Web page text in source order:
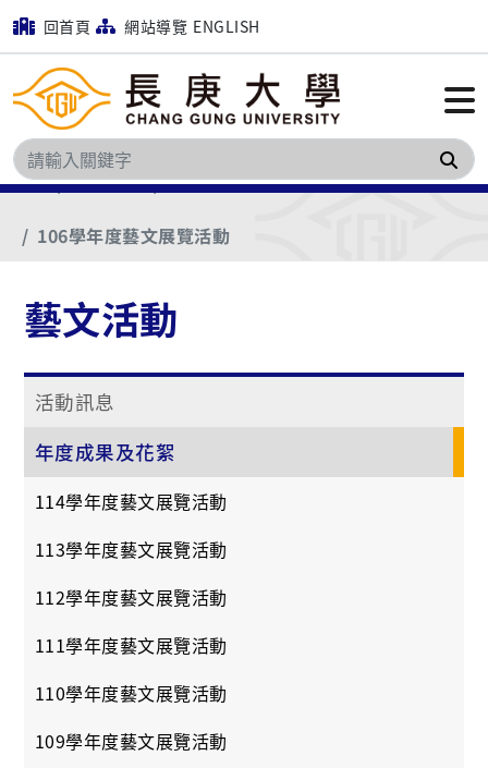
回首頁 網站導覽 ENGLISH
搜
首頁
藝文活動
年度成果及花絮
106學年度藝文展覽活動
藝文活動
活動訊息
年度成果及花絮
114學年度藝文展覽活動
113學年度藝文展覽活動
112學年度藝文展覽活動
111學年度藝文展覽活動
110學年度藝文展覽活動
109學年度藝文展覽活動